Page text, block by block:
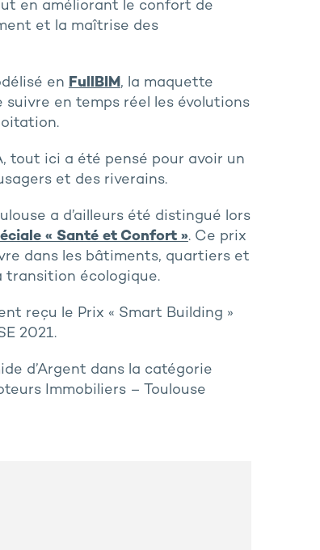
en améliorant le confort de
et la maîtrise des
en FullBIM, la maquette
en temps réel les évolutions
tout ici a été pensé pour avoir un
et des riverains.
a d’ailleurs été distingué lors
« Santé et Confort ». Ce prix
dans les bâtiments, quartiers et
transition écologique.
reçu le Prix « Smart Building »
2021.
d’Argent dans la catégorie
Immobiliers – Toulouse